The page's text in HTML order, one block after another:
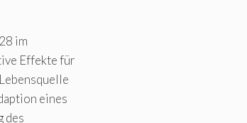
im
Effekte für
eines
des